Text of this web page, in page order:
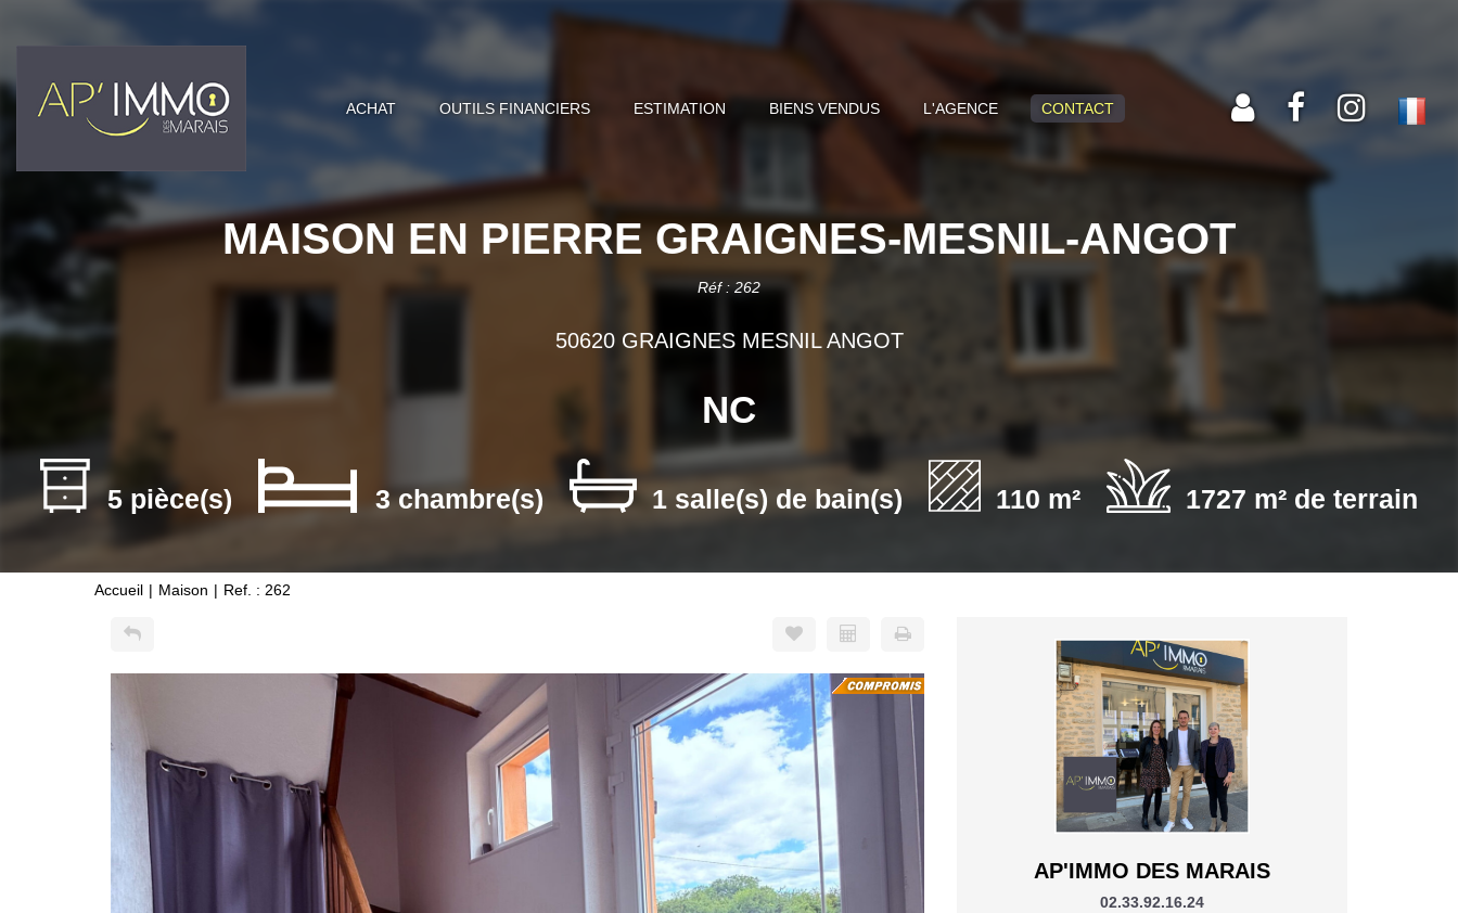
ACHAT OUTILS FINANCIERS ESTIMATION BIENS VENDUS L'AGENCE CONTACT
MAISON EN PIERRE GRAIGNES-MESNIL-ANGOT
Réf : 262
50620 GRAIGNES MESNIL ANGOT
NC
5 pièce(s) 3 chambre(s) 1 salle(s) de bain(s) 110 m² 1727 m² de terrain
Accueil Maison Ref. : 262
AP'IMMO DES MARAIS
02.33.92.16.24